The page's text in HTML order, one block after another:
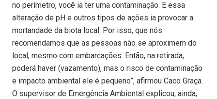
no perímetro, você ia ter uma contaminação. E essa
alteração de pH e outros tipos de ações ia provocar a
mortandade da biota local. Por isso, que nós
recomendamos que as pessoas não se aproximem do
local, mesmo com embarcações. Então, na retirada,
poderá haver (vazamento), mas o risco de contaminação
e impacto ambiental ele é pequeno”, afirmou Caco Graça.
O supervisor de Emergência Ambiental explicou, ainda,